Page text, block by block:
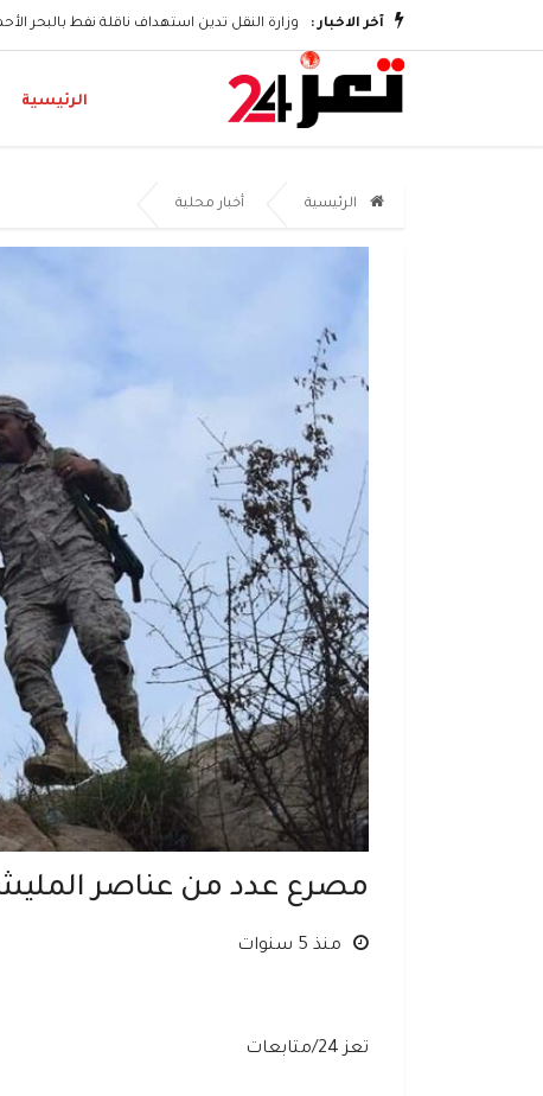
آخر الاخبار : وزارة النقل تدين استهداف ناقلة نفط بالبحر
الرئيسية
الرئيسية أخبار محلية
مصرع عدد من عناصر
منذ 5 سنوات
تعز 24/متابعات